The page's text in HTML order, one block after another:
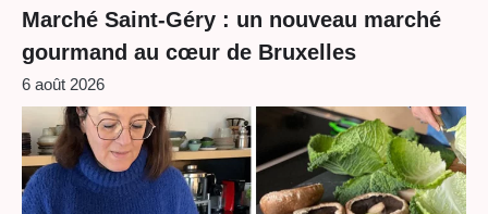
Marché Saint-Géry : un nouveau marché
gourmand au cœur de Bruxelles
6 août 2026